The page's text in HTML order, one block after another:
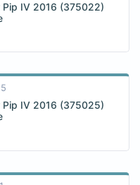
IV 2016 (375022)
IV 2016 (375025)